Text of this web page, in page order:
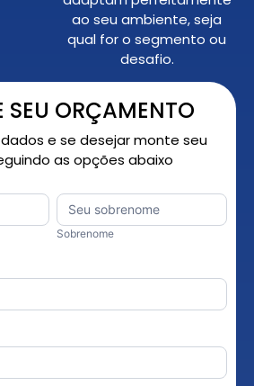
ao seu ambiente, seja
qual for o segmento ou
desafio.
SEU ORÇAMENTO
e se desejar monte seu
as opções abaixo
Sobrenome
Sobrenome